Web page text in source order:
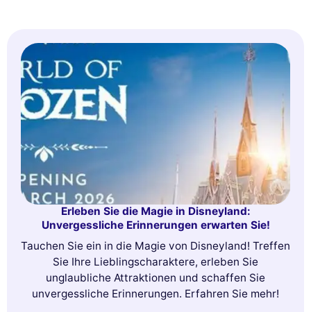
Erleben Sie die Magie in Disneyland:
Unvergessliche Erinnerungen erwarten Sie!
Tauchen Sie ein in die Magie von Disneyland! Treffen
Sie Ihre Lieblingscharaktere, erleben Sie
unglaubliche Attraktionen und schaffen Sie
unvergessliche Erinnerungen. Erfahren Sie mehr!